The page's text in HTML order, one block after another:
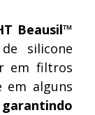
Beausil™
silicone
em filtros
em alguns
garantindo